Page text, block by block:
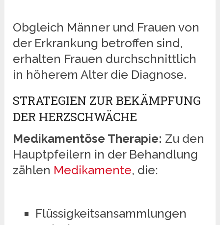
Obgleich Männer und Frauen von
der Erkrankung betroffen sind,
erhalten Frauen durchschnittlich
in höherem Alter die Diagnose.
STRATEGIEN ZUR BEKÄMPFUNG
DER HERZSCHWÄCHE
Medikamentöse Therapie: Zu den
Hauptpfeilern in der Behandlung
zählen Medikamente, die:
Flüssigkeitsansammlungen